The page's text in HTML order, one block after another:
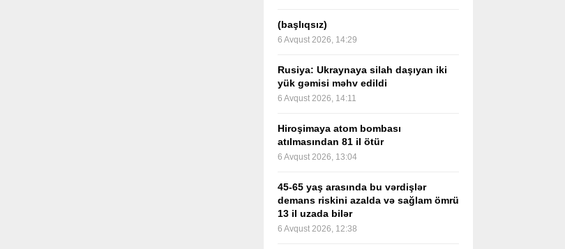
(başlıqsız)
6 Avqust 2026, 14:29
Rusiya: Ukraynaya silah daşıyan iki
yük gəmisi məhv edildi
6 Avqust 2026, 14:11
Hiroşimaya atom bombası
atılmasından 81 il ötür
6 Avqust 2026, 13:04
45-65 yaş arasında bu vərdişlər
demans riskini azalda və sağlam ömrü
13 il uzada bilər
6 Avqust 2026, 12:38